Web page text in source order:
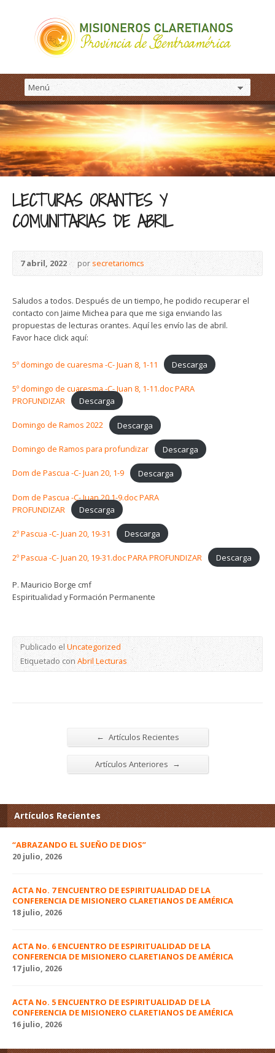
LECTURAS ORANTES Y
COMUNITARIAS DE ABRIL
7 abril, 2022 porsecretariomcs
Saludos a todos. Después de un tiempo, he podido recuperar el
contacto con Jaime Michea para que me siga enviando las
propuestas de lecturas orantes. Aquí les envío las de abril.
Favor hace click aquí:
5º domingo de cuaresma -C- Juan 8, 1-11 Descarga
5º domingo de cuaresma -C- Juan 8, 1-11.doc PARA
PROFUNDIZAR
Descarga
Domingo de Ramos 2022 Descarga
Domingo de Ramos para profundizar Descarga
Dom de Pascua -C- Juan 20, 1-9 Descarga
Dom de Pascua -C- Juan 20,1-9.doc PARA
PROFUNDIZAR
Descarga
2º Pascua -C- Juan 20, 19-31 Descarga
2º Pascua -C- Juan 20, 19-31.doc PARA PROFUNDIZAR Descarga
P. Mauricio Borge cmf
Espiritualidad y Formación Permanente
Publicado el Uncategorized
Etiquetado conAbril Lecturas
← Artículos Recientes
Artículos Anteriores →
Artículos Recientes
“ABRAZANDO EL SUEÑO DE DIOS”
20 julio, 2026
ACTA No. 7 ENCUENTRO DE ESPIRITUALIDAD DE LA
CONFERENCIA DE MISIONERO CLARETIANOS DE AMÉRICA
18 julio, 2026
ACTA No. 6 ENCUENTRO DE ESPIRITUALIDAD DE LA
CONFERENCIA DE MISIONERO CLARETIANOS DE AMÉRICA
17 julio, 2026
ACTA No. 5 ENCUENTRO DE ESPIRITUALIDAD DE LA
CONFERENCIA DE MISIONERO CLARETIANOS DE AMÉRICA
16 julio, 2026